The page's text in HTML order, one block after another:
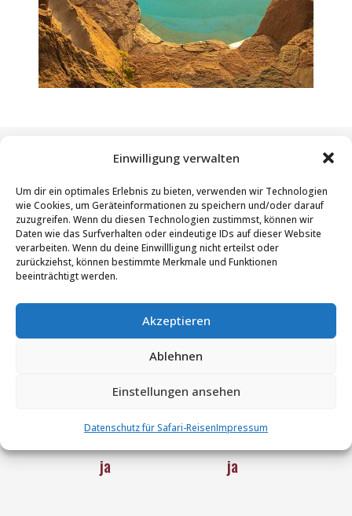
Einwilligung verwalten
Um dir ein optimales Erlebnis zu bieten, verwenden wir Technologien
wie Cookies, um Geräteinformationen zu speichern und/oder darauf
zuzugreifen. Wenn du diesen Technologien zustimmst, können wir
Daten wie das Surfverhalten oder eindeutige IDs auf dieser Website
verarbeiten. Wenn du deine Einwillligung nicht erteilst oder
zurückziehst, können bestimmte Merkmale und Funktionen
beeinträchtigt werden.
Akzeptieren
Ablehnen
Einstellungen ansehen
Datenschutz für Safari-ReisenImpressum
Anzahl Zimmer:
7
Preiskategorie:
€€€€€
ja ja